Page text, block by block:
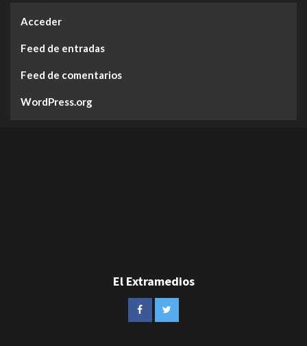
Acceder
Feed de entradas
Feed de comentarios
WordPress.org
El Extramedios